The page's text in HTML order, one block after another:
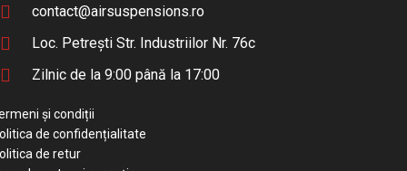
contact@airsuspensions.ro
Loc. Petrești Str. Industriilor Nr. 76c
Zilnic de la 9:00 până la 17:00
și condiții
de confidențialitate
de retur